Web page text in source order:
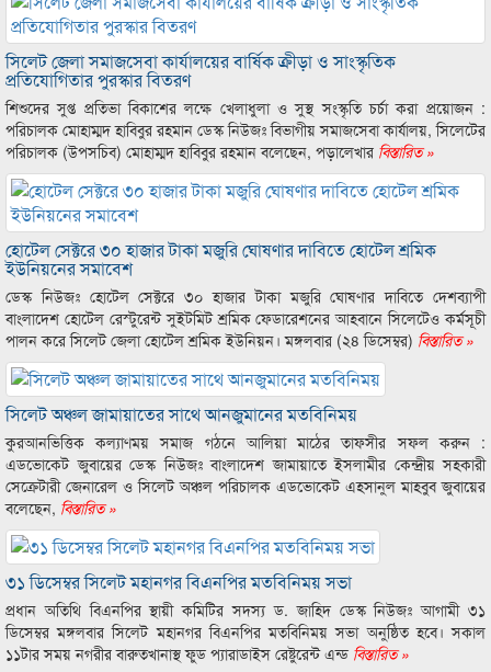
সিলেট জেলা সমাজসেবা কার্যালয়ের বার্ষিক ক্রীড়া ও সাংস্কৃতিক
প্রতিযোগিতার পুরস্কার বিতরণ
শিশুদের সুপ্ত প্রতিভা বিকাশের লক্ষে খেলাধুলা ও সুস্থ সংস্কৃতি চর্চা করা প্রয়োজন :
পরিচালক মোহাম্মদ হাবিবুর রহমান ডেস্ক নিউজঃ বিভাগীয় সমাজসেবা কার্যালয়, সিলেটের
পরিচালক (উপসচিব) মোহাম্মদ হাবিবুর রহমান বলেছেন, পড়ালেখার বিস্তারিত »
হোটেল সেক্টরে ৩০ হাজার টাকা মজুরি ঘোষণার দাবিতে হোটেল শ্রমিক
ইউনিয়নের সমাবেশ
ডেস্ক নিউজঃ হোটেল সেক্টরে ৩০ হাজার টাকা মজুরি ঘোষণার দাবিতে দেশব্যাপী
বাংলাদেশ হোটেল রেস্টুরেন্ট সুইটমিট শ্রমিক ফেডারেশনের আহবানে সিলেটেও কর্মসূচী
পালন করে সিলেট জেলা হোটেল শ্রমিক ইউনিয়ন। মঙ্গলবার (২৪ ডিসেম্বর) বিস্তারিত »
সিলেট অঞ্চল জামায়াতের সাথে আনজুমানের মতবিনিময়
কুরআনভিত্তিক কল্যাণময় সমাজ গঠনে আলিয়া মাঠের তাফসীর সফল করুন :
এডভোকেট জুবায়ের ডেস্ক নিউজঃ বাংলাদেশ জামায়াতে ইসলামীর কেন্দ্রীয় সহকারী
সেক্রেটারী জেনারেল ও সিলেট অঞ্চল পরিচালক এডভোকেট এহসানুল মাহবুব জুবায়ের
বলেছেন, বিস্তারিত »
৩১ ডিসেম্বর সিলেট মহানগর বিএনপির মতবিনিময় সভা
প্রধান অতিথি বিএনপির স্থায়ী কমিটির সদস্য ড. জাহিদ ডেস্ক নিউজঃ আগামী ৩১
ডিসেম্বর মঙ্গলবার সিলেট মহানগর বিএনপির মতবিনিময় সভা অনুষ্ঠিত হবে। সকাল
১১টার সময় নগরীর বারুতখানাস্থ ফুড প্যারাডাইস রেষ্টুরেন্ট এন্ড বিস্তারিত »